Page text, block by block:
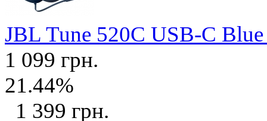
JBL Tune 520C USB-C
1 099 грн.
21.44%
1 399 грн.